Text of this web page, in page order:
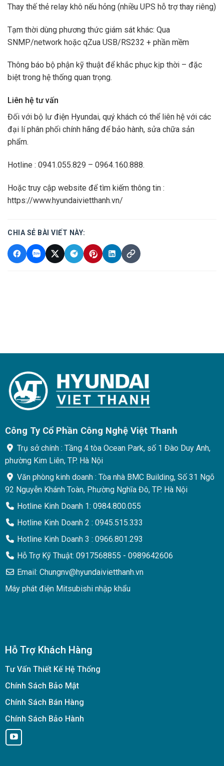
Thay thế thẻ relay khô nếu hỏng (nhiều UPS hỗ trợ thay riêng)
Tạm thời dùng phương thức giám sát khác: Qua
SNMP/network hoặc qZua USB/RS232 + phần mềm
Thông báo bộ phận kỹ thuật để khắc phục kịp thời – đặc
biệt trong hệ thống quan trọng.
Liên hệ tư vấn
Đối với bộ lư điện Hyundai, quý khách có thể liên hệ với các
đại lí phân phối chính hãng để bảo hành, sửa chữa sản
phẩm.
Hotline : 0941.055.829 – 0964.160.888.
Hoặc truy cập website để tìm kiếm thông tin :
https://www.hyundaivietthanh.vn/
CHIA SẺ BÀI VIẾT NÀY:
Công Ty Cổ Phần Công Nghệ Việt Thanh
Trụ sở chính : Tầng 4 tòa Ocean Park, số 1 Đào Duy Anh,
phường Kim Liên, TP. Hà Nội
Văn phòng kinh doanh : Tòa nhà BMC Building, Số 31 Ngõ
92 Nguyễn Khánh Toàn, Phường Nghĩa Đô, TP. Hà Nội
Hotline Kinh Doanh 1: 0984.800.055
Hotline Kinh Doanh 2 : 0945.515.333
Hotline Kinh Doanh 3 : 0966.801.293
Hỗ Trợ Kỹ Thuật: 0917568855 - 0989642606
Email: Chungnv@hyundaivietthanh.vn
Máy phát điện Mitsubishi nhập khẩu
Hỗ Trợ Khách Hàng
Tư Vấn Thiết Kế Hệ Thống
Chính Sách Bảo Mật
Chính Sách Bán Hàng
Chính Sách Bảo Hành